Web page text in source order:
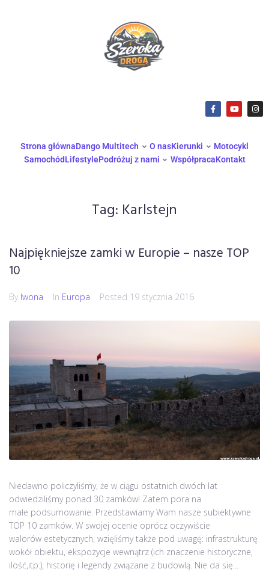
Strona głównaDango Multitech O nasKierunki
Motocykl
SamochódLifestylePodróżuj z nami WspółpracaKontakt
Tag: Karlstejn
Najpiękniejsze zamki w Europie – nasze TOP
10
By Iwona In Europa Posted 19 stycznia 2016
Niedawno policzyliśmy, że w ciągu ostatnich dwóch lat
odwiedziliśmy ponad 30 zamków! Zatem pora na
małe podsumowanie. Przedstawiamy Wam nasze subiektywne
TOP 10 zamków. W swojej ocenie oprócz oczywiście
walorów estetycznych, wzięliśmy także pod uwagę: infrastrukturę
wokół obiektu, ekspozycje wewnątrz (ich znaczenie historyczne,
ilość,itp.), historię i legendy związane z budowlą. Nie da się...